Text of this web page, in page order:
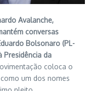
Avalanche,
conversas
Bolsonaro (PL-
Presidência da
coloca o
como um dos nomes